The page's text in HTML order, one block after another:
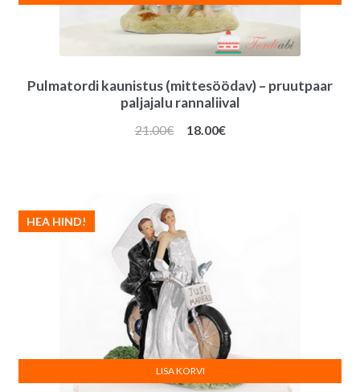
Pulmatordi kaunistus (mittesöödav) – pruutpaar
paljajalu rannaliival
21.00€
Algne
18.00€Praegune
HEA HIND!
LISA KORVI